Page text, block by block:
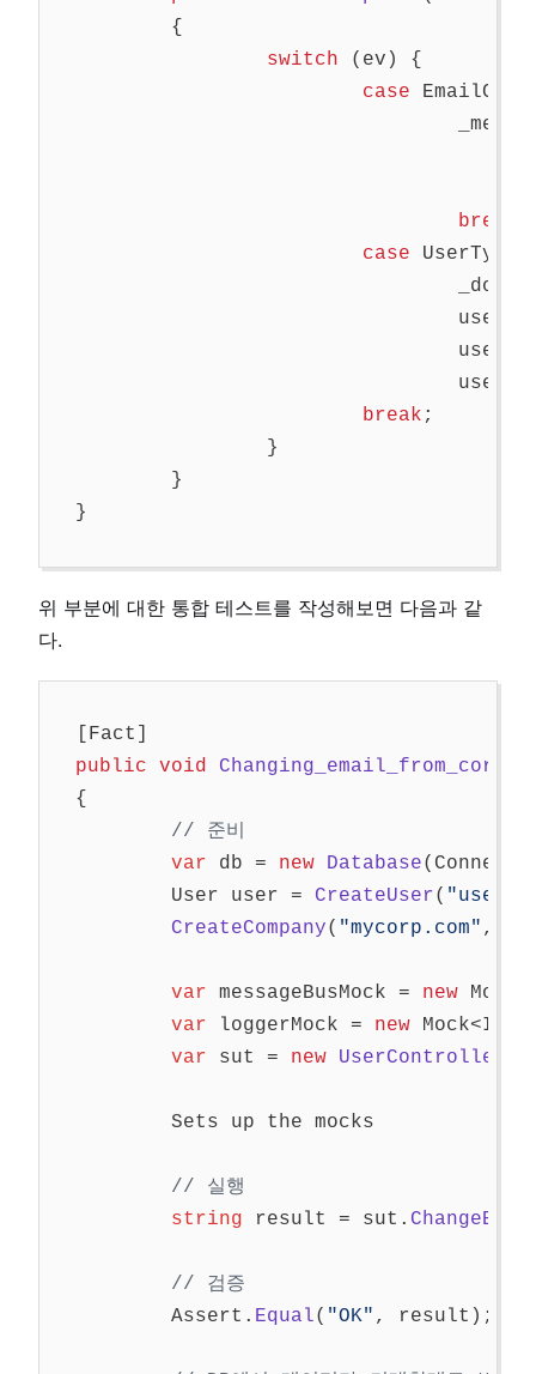
{
switch
( ev )
{
case
break
case
break ;
}
}
}
위 부분에 대한 통합 테스트를 작성해보면 다음과 같
다.
Fact
public
void
{
// 준비
var
db = new Database(
User
user = CreateUser(
CreateCompany( "mycorp.com" ,
var messageBusMock = new Mock
var
loggerMock = new Mock<
var
sut = new UserController
Sets up the mocks
// 실행
string
result = sut .
// 검증
Assert . Equal( "OK" , result );